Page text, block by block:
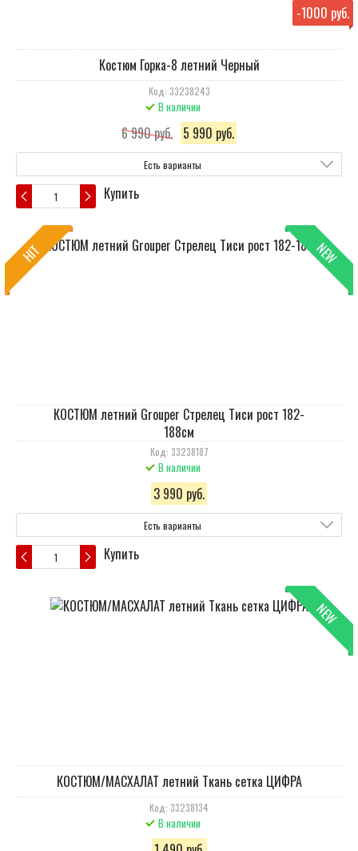
-1000 руб.
Костюм Горка-8 летний Черный
Код: 33238243
В наличии
6 990 руб. 5 990 руб.
Есть варианты
Купить
NEW
HIT
КОСТЮМ летний Grouper Стрелец Тиси рост 182-
188см
Код: 33238187
В наличии
3 990 руб.
Есть варианты
Купить
NEW
КОСТЮМ/МАСХАЛАТ летний Ткань сетка ЦИФРА
Код: 33238134
В наличии